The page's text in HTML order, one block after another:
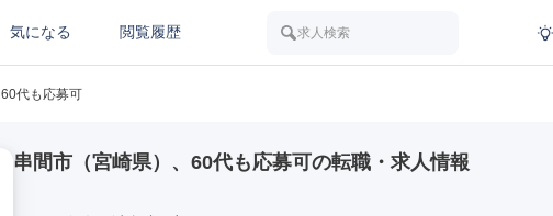
気になる 閲覧履歴 求人検索
60代も応募可
串間市（宮崎県）、60代も応募可の転職・求人情報